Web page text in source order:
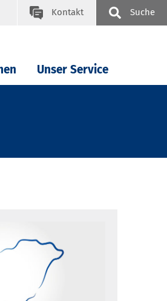
Kontakt Suche
Unser Service